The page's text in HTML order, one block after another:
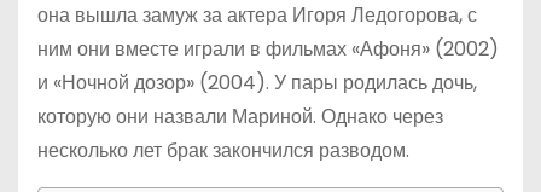
она вышла замуж за актера Игоря Ледогорова, с
ним они вместе играли в фильмах «Афоня» (2002)
и «Ночной дозор» (2004). У пары родилась дочь,
которую они назвали Мариной. Однако через
несколько лет брак закончился разводом.